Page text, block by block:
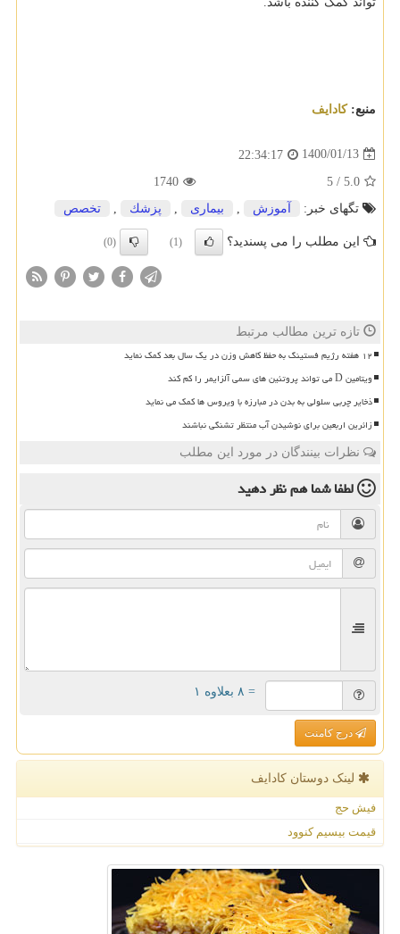
منبع:كادایف
1400/01/13
22:34:17
5.0
/
5
1740
تگهای خبر:
آموزش , بیماری , پزشك , تخصص
این مطلب را می پسندید؟ (1)
(0)
تازه ترین مطالب مرتبط
۱۲ هفته رژیم فستینگ به حفظ کاهش وزن در یک سال بعد کمک نماید
ویتامین D می تواند پروتئین های سمی آلزایمر را کم کند
ذخایر چربی سلولی به بدن در مبارزه با ویروس ها کمک می نماید
زائرین اربعین برای نوشیدن آب منتظر تشنگی نباشند
نظرات بینندگان در مورد این مطلب
لطفا شما همنظر دهید
= ۸ بعلاوه ۱
درج کامنت
لینک دوستان كادایف
فیش حج
قیمت بیسیم کنوود